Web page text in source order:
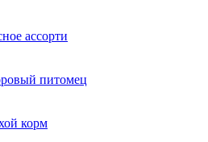
ассорти
питомец
корм